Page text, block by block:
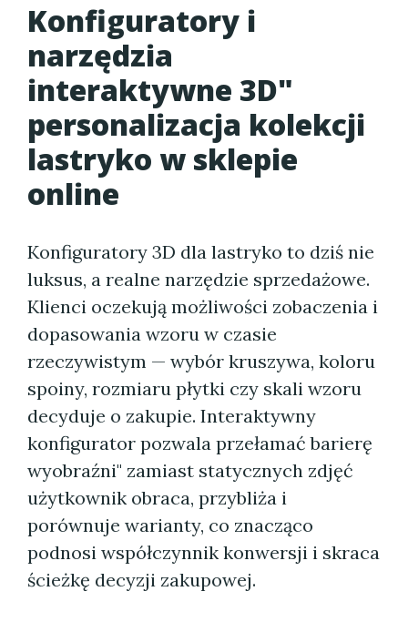
Konfiguratory i
narzędzia
interaktywne 3D"
personalizacja kolekcji
lastryko w sklepie
online
Konfiguratory 3D dla lastryko to dziś nie
luksus, a realne narzędzie sprzedażowe.
Klienci oczekują możliwości zobaczenia i
dopasowania wzoru w czasie
rzeczywistym — wybór kruszywa, koloru
spoiny, rozmiaru płytki czy skali wzoru
decyduje o zakupie. Interaktywny
konfigurator pozwala przełamać barierę
wyobraźni" zamiast statycznych zdjęć
użytkownik obraca, przybliża i
porównuje warianty, co znacząco
podnosi współczynnik konwersji i skraca
ścieżkę decyzji zakupowej.